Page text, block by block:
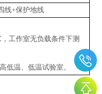
线+保护地线
工作室无负载条件下测
低温、低温试验室。